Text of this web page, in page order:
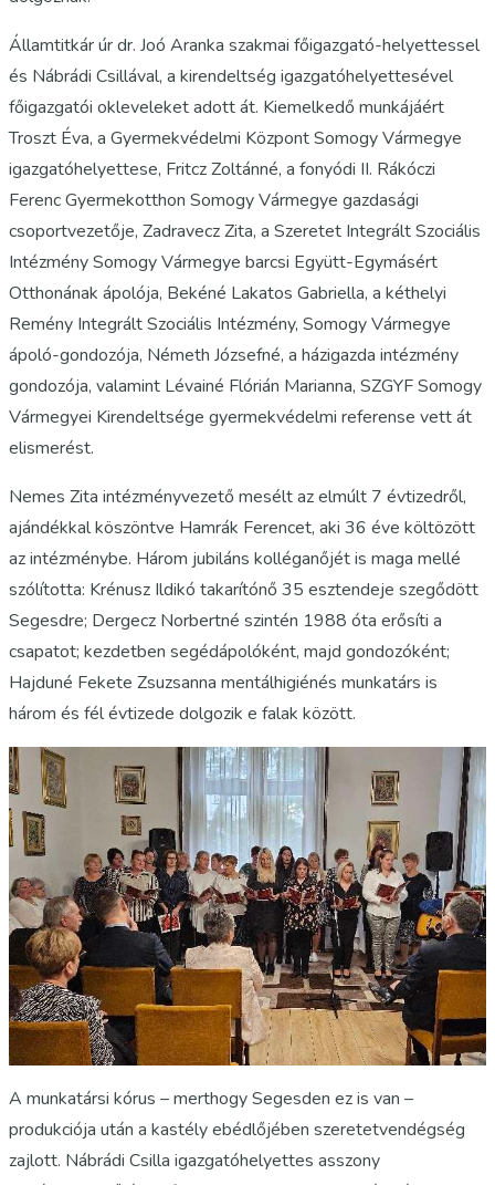
Államtitkár úr dr. Joó Aranka szakmai főigazgató-helyettessel
és Nábrádi Csillával, a kirendeltség igazgatóhelyettesével
főigazgatói okleveleket adott át. Kiemelkedő munkájáért
Troszt Éva, a Gyermekvédelmi Központ Somogy Vármegye
igazgatóhelyettese, Fritcz Zoltánné, a fonyódi II. Rákóczi
Ferenc Gyermekotthon Somogy Vármegye gazdasági
csoportvezetője, Zadravecz Zita, a Szeretet Integrált Szociális
Intézmény Somogy Vármegye barcsi Együtt-Egymásért
Otthonának ápolója, Bekéné Lakatos Gabriella, a kéthelyi
Remény Integrált Szociális Intézmény, Somogy Vármegye
ápoló-gondozója, Németh Józsefné, a házigazda intézmény
gondozója, valamint Lévainé Flórián Marianna, SZGYF Somogy
Vármegyei Kirendeltsége gyermekvédelmi referense vett át
elismerést.
Nemes Zita intézményvezető mesélt az elmúlt 7 évtizedről,
ajándékkal köszöntve Hamrák Ferencet, aki 36 éve költözött
az intézménybe. Három jubiláns kolléganőjét is maga mellé
szólította: Krénusz Ildikó takarítónő 35 esztendeje szegődött
Segesdre; Dergecz Norbertné szintén 1988 óta erősíti a
csapatot; kezdetben segédápolóként, majd gondozóként;
Hajduné Fekete Zsuzsanna mentálhigiénés munkatárs is
három és fél évtizede dolgozik e falak között.
A munkatársi kórus – merthogy Segesden ez is van –
produkciója után a kastély ebédlőjében szeretetvendégség
zajlott. Nábrádi Csilla igazgatóhelyettes asszony